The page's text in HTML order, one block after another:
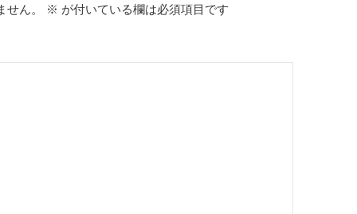
ん。 ※ が付いている欄は必須項目です